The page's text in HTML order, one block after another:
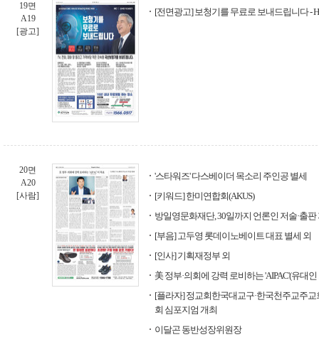
19면
A19
[광고]
[전면광고] 보청기를 무료로 보내드립니다 -
20면
A20
[사람]
'스타워즈' 다스베이더 목소리 주인공 별세
[키워드] 한미연합회(AKUS)
방일영문화재단, 30일까지 언론인 저술·출판
[부음] 고두영 롯데이노베이트 대표 별세 외
[인사] 기획재정부 외
美 정부·의회에 강력 로비하는 'AIPAC'(유대
[플라자] 정교회한국대교구·한국천주교주
회 심포지엄 개최
이달곤 동반성장위원장